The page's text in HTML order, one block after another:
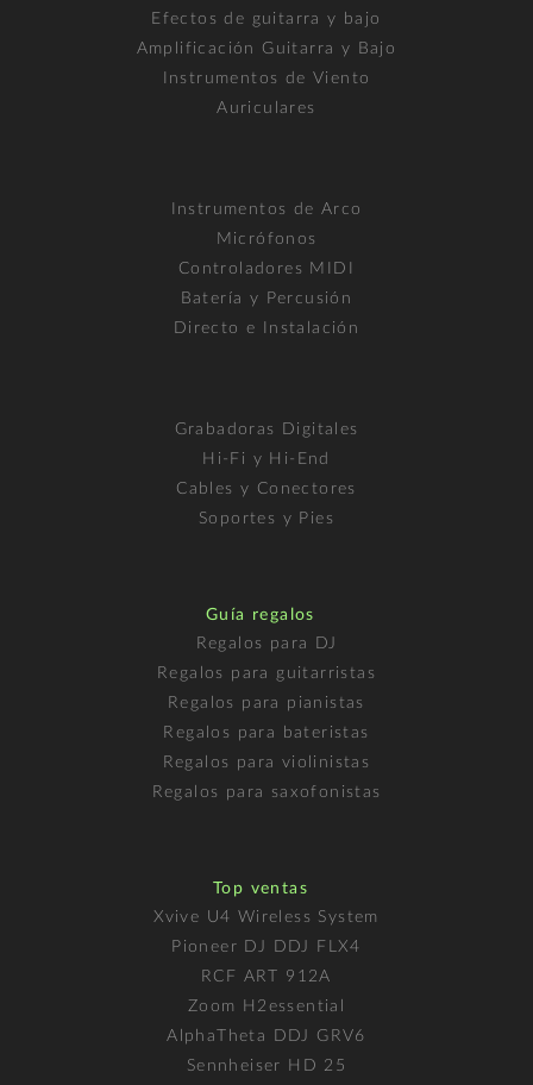
Efectos de guitarra y bajo
Amplificación Guitarra y Bajo
Instrumentos de Viento
Auriculares
Instrumentos de Arco
Micrófonos
Controladores MIDI
Batería y Percusión
Directo e Instalación
Grabadoras Digitales
Hi-Fi y Hi-End
Cables y Conectores
Soportes y Pies
Guía regalos
Regalos para DJ
Regalos para guitarristas
Regalos para pianistas
Regalos para bateristas
Regalos para violinistas
Regalos para saxofonistas
Top ventas
Xvive U4 Wireless System
Pioneer DJ DDJ FLX4
RCF ART 912A
Zoom H2essential
AlphaTheta DDJ GRV6
Sennheiser HD 25